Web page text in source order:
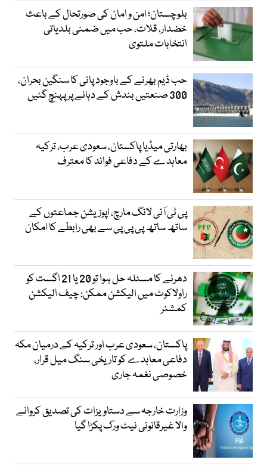
بلوچستان؛ امن و امان کی صورتحال کے باعث
خضدار، قلات، حب میں ضمنی بلدیاتی
انتخابات ملتوی
حب ڈیم بھرنے کے باوجود پانی کا سنگین بحران،
300 صنعتیں بندش کے دہانے پر پہنچ گئیں
بھارتی میڈیا پاکستان، سعودی عرب، ترکیہ
معاہدے کے دفاعی فوائد کا معترف
پی ٹی آئی لانگ مارچ، اپوزیشن جماعتوں کے
ساتھ ساتھ پی پی پی سے بھی رابطے کا امکان
دھرنے کا مسئلہ حل ہوا تو 20 یا 21 اگست کو
راولاکوٹ میں الیکشن ممکن: چیف الیکشن
کمشنر
پاکستان، سعودی عرب اور ترکیہ کے درمیان مکہ
دفاعی معاہدے کو تاریخی سنگ میل قرار،
خصوصی نغمہ جاری
وزارت خارجہ سے دستاویزات کی تصدیق کروانے
والا غیرقانونی نیٹ ورک پکڑا گیا